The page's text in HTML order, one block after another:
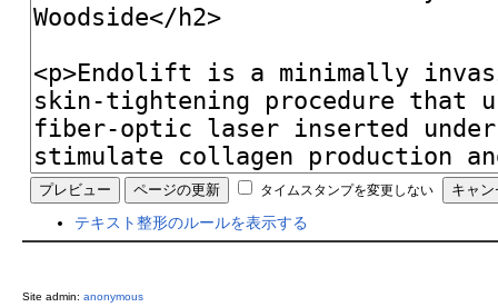
タイムスタンプを変更しない
テキスト整形のルールを表示する
Site admin: anonymous